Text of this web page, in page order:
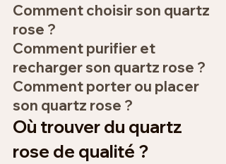
Comment choisir son quartz
rose ?
Comment purifier et
recharger son quartz rose ?
Comment porter ou placer
son quartz rose ?
Où trouver du quartz
rose de qualité ?